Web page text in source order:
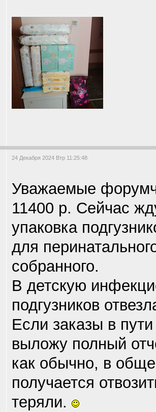
24 Декабря 2024 Втр 11:25:48
Уважаемые
11400 р. Сейчас
упаковка
для
собранного.
В детскую
подгузников
Если заказы в
выложу полный
как обычно, в
получается
теряли.